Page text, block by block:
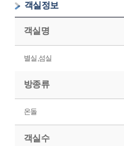
객실정보
객실명
별실,섬실
방종류
온돌
객실수